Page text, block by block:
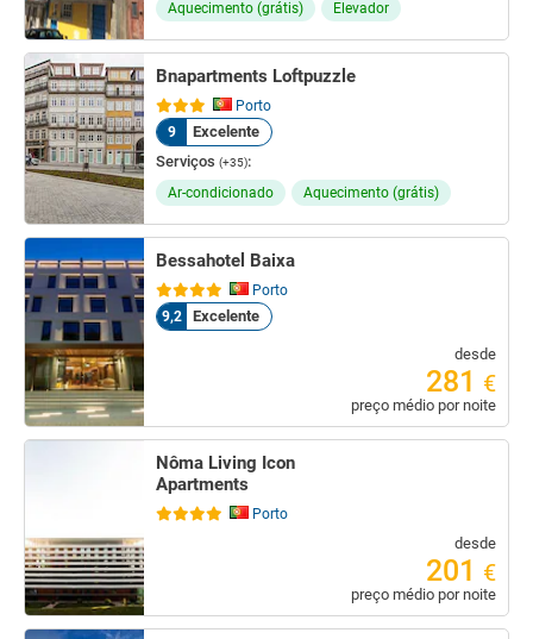
Aquecimento (grátis) Elevador
Bnapartments Loftpuzzle
Porto
9
Excelente
Serviços (+35):
Ar-condicionado Aquecimento (grátis)
Bessahotel Baixa
Porto
9,2
Excelente
desde
281 €
preço médio por noite
Nôma Living Icon
Apartments
Porto
desde
201 €
preço médio por noite